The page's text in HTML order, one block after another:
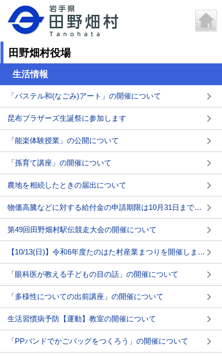
田野畑村役場
生活情報
「パステル和(なごみ)アート」の開催について
昆布ブラザーズ生誕祭に参加します
「能楽体験授業」の公開について
「孫育て講座」の開催について
農地を相続したときの届出について
物価高騰などに対する給付金の申請期限は10月31日までです。
第49回田野畑村駅伝競走大会の開催について
【10/13(日)】令和6年度たのはた村産業まつりを開催します(情報更新)
「眼科医が教える子どもの目の話」の開催について
「多様性についての出前講座」の開催について
生活習慣病予防【運動】教室の開催について
「PPバンドでかごバッグをつくろう」の開催について